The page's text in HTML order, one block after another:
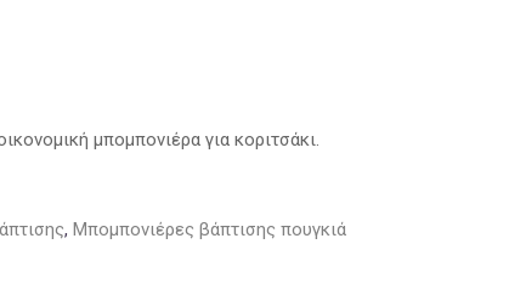
μπομπονιέρα για κοριτσάκι.
, Μπομπονιέρες βάπτισης πουγκιά